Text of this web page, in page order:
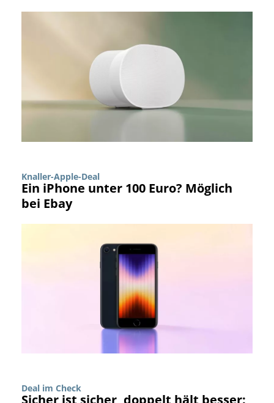
Knaller-Apple-Deal
Ein iPhone unter 100 Euro? Möglich
bei Ebay
Deal im Check